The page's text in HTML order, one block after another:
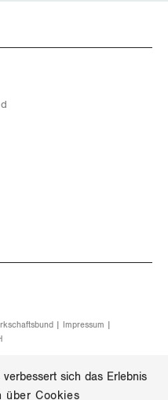
sich das Erlebnis
über Cookies
| Impressum